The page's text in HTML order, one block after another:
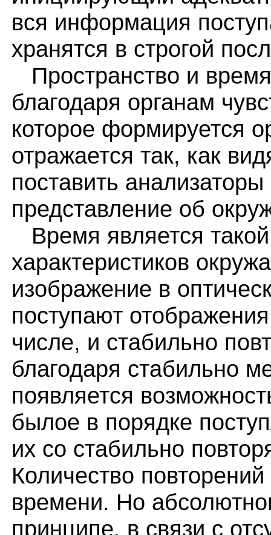
вся информация
хранятся в строгой
Пространство и
благодаря органам
которое формируется
отражается так, как
поставить
представление об
Время является
характеристиков
изображение в
поступают
числе, и стабильно
благодаря стабильно
появляется
былое в порядке
их со стабильно
Количество
времени. Но
принципе, в связи с